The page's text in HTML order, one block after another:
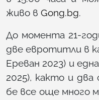
живо в Gong.bg.
До момента 21-
две евротитли в
Ереван 2023) и
2025), както и два
бе все още много